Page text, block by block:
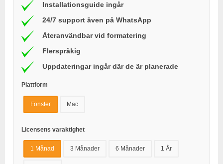
Installationsguide ingår
24/7 support även på WhatsApp
Återanvändbar vid formatering
Flerspråkig
Uppdateringar ingår där de är planerade
Plattform
Fönster Mac
Licensens varaktighet
1 Månad 3 Månader 6 Månader 1 År